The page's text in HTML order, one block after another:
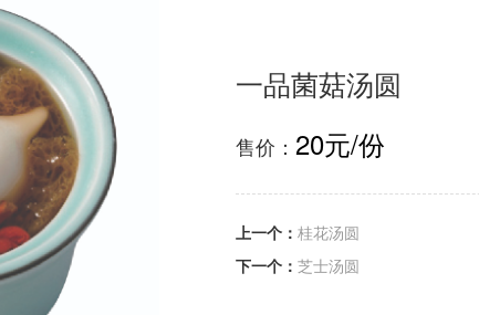
一品菌菇汤圆
售价：20元/份
上一个：桂花汤圆
下一个：芝士汤圆